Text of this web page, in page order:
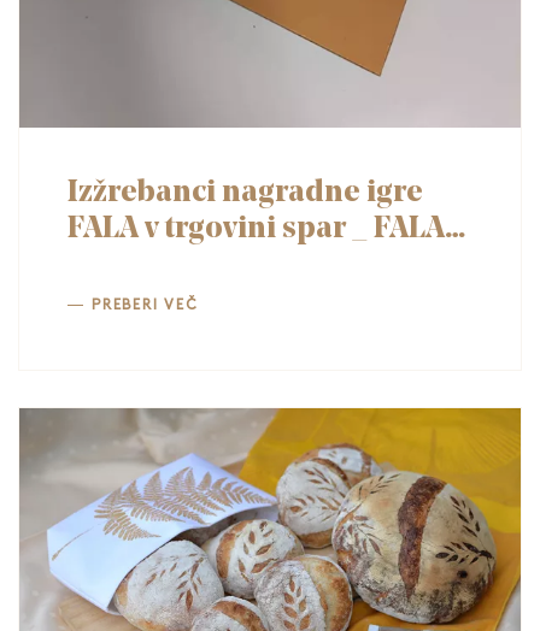
Izžrebanci nagradne igre
FALA v trgovini spar _ FALA
100. rojstnem dnevu
PREBERI VEČ